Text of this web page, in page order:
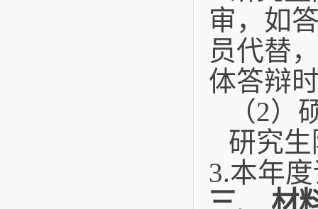
审，如
员代替
体答辩
（2）
研究
3.本年
三、 材